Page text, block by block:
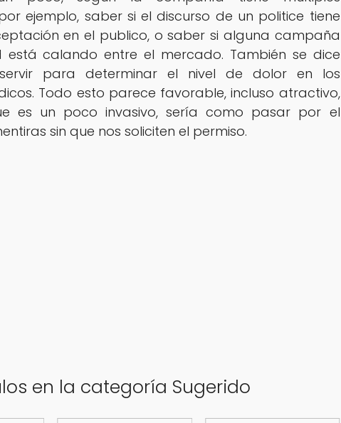
ejemplo, saber si el discurso de un politice tiene
en el publico, o saber si alguna campaña
está calando entre el mercado. También se dice
para determinar el nivel de dolor en los
Todo esto parece favorable, incluso atractivo,
es un poco invasivo, sería como pasar por el
sin que nos soliciten el permiso.
en la categoría Sugerido